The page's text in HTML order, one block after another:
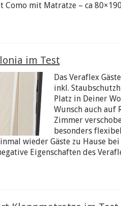
Como mit Matratze – ca
im Test
Das Veraflex
inkl.
Platz in Deiner
Wunsch auch auf
Zimmer
besonders
wieder Gäste zu Hause
Eigenschaften des